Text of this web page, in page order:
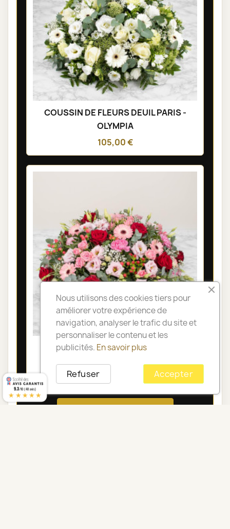
COUSSIN DE FLEURS DEUIL PARIS -
OLYMPIA
105,00 €
COUSSIN DE FLEURS DEUIL PARIS -
105,00 €
Nous utilisons des cookies tiers pour
améliorer votre expérience de
navigation, analyser le trafic du site et
personnaliser le contenu et les
publicités. En savoir plus
Accepter
Refuser
9.3/10 (48 avis)
★★★★★